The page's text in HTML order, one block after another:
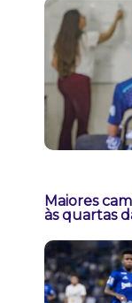
Maiores
às quartas